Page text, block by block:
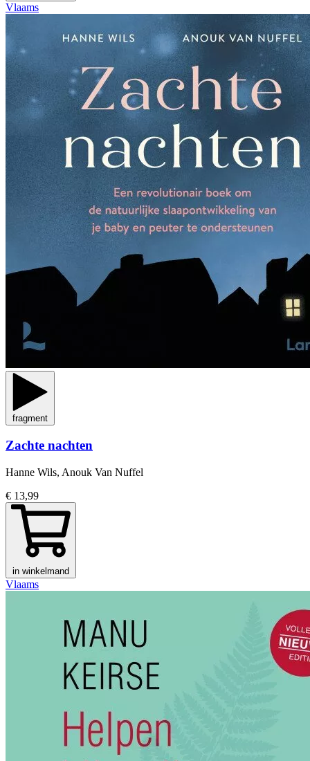
Vlaams
fragment
Zachte nachten
Hanne Wils, Anouk Van Nuffel
€ 13,99
in winkelmand
Vlaams